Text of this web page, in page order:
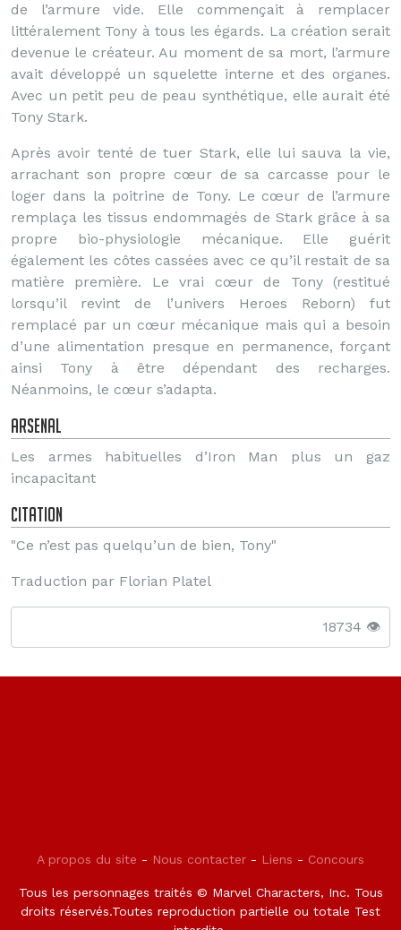
de l’armure vide. Elle commençait à remplacer
littéralement Tony à tous les égards. La création serait
devenue le créateur. Au moment de sa mort, l’armure
avait développé un squelette interne et des organes.
Avec un petit peu de peau synthétique, elle aurait été
Tony Stark.
Après avoir tenté de tuer Stark, elle lui sauva la vie,
arrachant son propre cœur de sa carcasse pour le
loger dans la poitrine de Tony. Le cœur de l’armure
remplaça les tissus endommagés de Stark grâce à sa
propre bio-physiologie mécanique. Elle guérit
également les côtes cassées avec ce qu’il restait de sa
matière première. Le vrai cœur de Tony (restitué
lorsqu’il revint de l’univers Heroes Reborn) fut
remplacé par un cœur mécanique mais qui a besoin
d’une alimentation presque en permanence, forçant
ainsi Tony à être dépendant des recharges.
Néanmoins, le cœur s’adapta.
Arsenal
Les armes habituelles d’Iron Man plus un gaz
incapacitant
Citation
"Ce n’est pas quelqu’un de bien, Tony"
Traduction par Florian Platel
18734 👁️
A propos du site - Nous contacter - Liens - Concours
Tous les personnages traités © Marvel Characters, Inc. Tous
droits réservés.Toutes reproduction partielle ou totale Test